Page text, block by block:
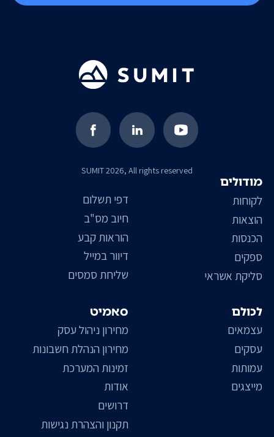
SUMIT 2026, All rights reserved
סאמיט
מחירון ניהול עסק
מחירון הנהלת חשבונות
זמינות המערכת
אודות
דרושים
תקנון והצהרת נגישות
דפי תשלום
חיוב מס"ב
הוראות קבע
דיוור במייל
שליחת סמסים
מודולים
לקוחות
הוצאות
הכנסות
ספקים
סליקת אשראי
לכולם
עצמאים
עסקים
עמותות
מייצגים